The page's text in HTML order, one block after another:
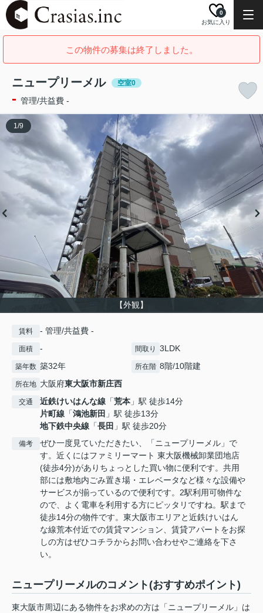
お気に入り
0
この物件の募集は終了しました。
ニュープリーメル 空室0
- 管理/共益費 -
【外観】
1/9
賃料 - 管理/共益費 -
面積 - 間取り 3LDK
築年数 築32年 所在階 8階/10階建
所在地 大阪府東大阪市新庄西
交通 近鉄けいはんな線 「荒本 」駅 徒歩14分
片町線 「鴻池新田 」駅 徒歩13分
地下鉄中央線 「長田 」駅 徒歩20分
備考
ぜひ一度見ていただきたい、「ニュープリーメル」で
す。近くにはファミリーマート 東大阪機械卸業団地店
(徒歩4分)がありちょっとした買い物に便利です。共用
部には敷地内ごみ置き場・エレベータなど様々な設備や
サービスが揃っているので便利です。2駅利用可物件な
ので、よく電車を利用する方にピッタリですね。駅まで
徒歩14分の物件です。東大阪市エリアと近鉄けいはん
な線荒本付近での賃貸マンション、賃貸アパートをお探
しの方はぜひコチラからお問い合わせやご連絡を下さ
い。
ニュープリーメルのコメント(おすすめポイント)
東大阪市周辺にある物件をお求めの方は「ニュープリーメル」は